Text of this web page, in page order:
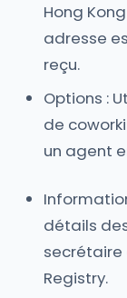
Hong
adresse
reçu.
Options :
de
un agent
détails
secrétaire
Registry.